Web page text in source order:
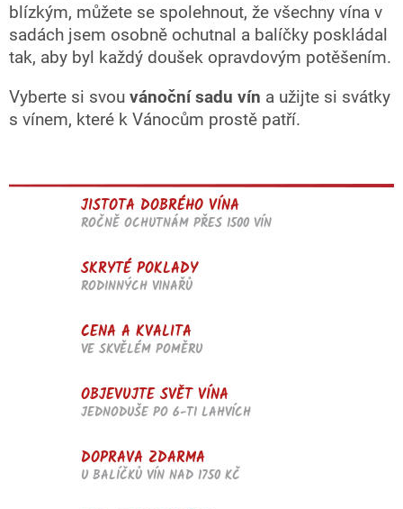
blízkým, můžete se spolehnout, že všechny vína v
sadách jsem osobně ochutnal a balíčky poskládal
tak, aby byl každý doušek opravdovým potěšením.
Vyberte si svou vánoční sadu vín a užijte si svátky
s vínem, které k Vánocům prostě patří.
JISTOTA DOBRÉHO VÍNA
ROČNĚ OCHUTNÁM PŘES 1500 VÍN
SKRYTÉ POKLADY
RODINNÝCH VINAŘŮ
CENA A KVALITA
VE SKVĚLÉM POMĚRU
OBJEVUJTE SVĚT VÍNA
JEDNODUŠE PO 6-TI LAHVÍCH
DOPRAVA ZDARMA
U BALÍČKŮ VÍN NAD 1750 KČ